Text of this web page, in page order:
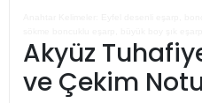
Akyüz
ve Çekim